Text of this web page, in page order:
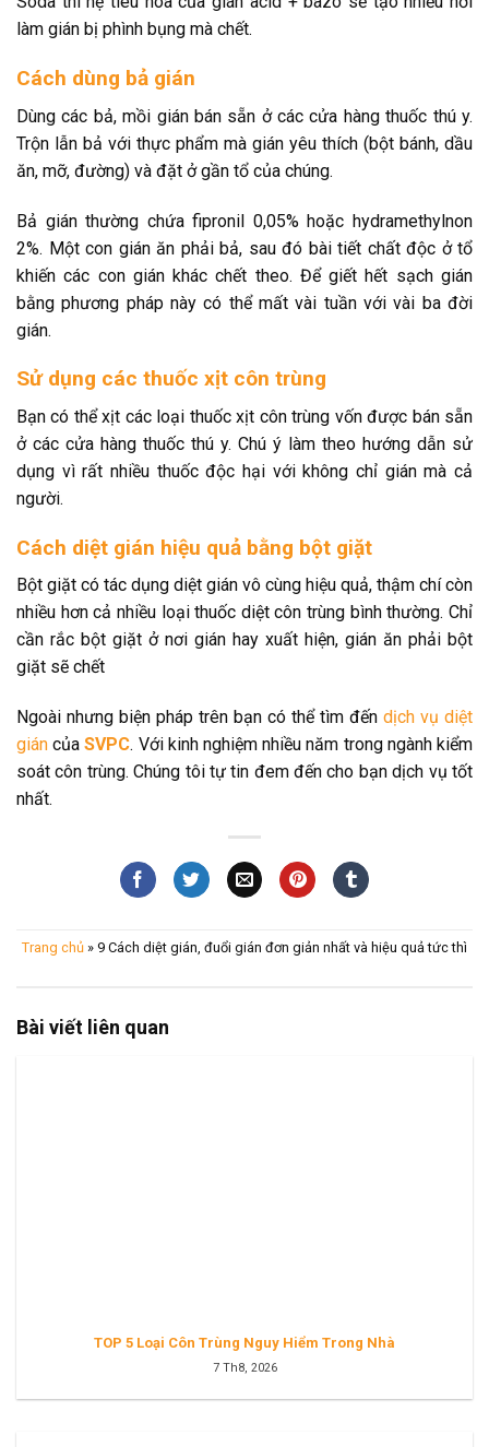
làm gián bị phình bụng mà chết.
Cách dùng bả gián
Dùng các bả, mồi gián bán sẵn ở các cửa hàng thuốc thú y.
Trộn lẫn bả với thực phẩm mà gián yêu thích (bột bánh, dầu
ăn, mỡ, đường) và đặt ở gần tổ của chúng.
Bả gián thường chứa fipronil 0,05% hoặc hydramethylnon
2%. Một con gián ăn phải bả, sau đó bài tiết chất độc ở tổ
khiến các con gián khác chết theo. Để giết hết sạch gián
bằng phương pháp này có thể mất vài tuần với vài ba đời
gián.
Sử dụng các thuốc xịt côn trùng
Bạn có thể xịt các loại thuốc xịt côn trùng vốn được bán sẵn
ở các cửa hàng thuốc thú y. Chú ý làm theo hướng dẫn sử
dụng vì rất nhiều thuốc độc hại với không chỉ gián mà cả
người.
Cách diệt gián hiệu quả bằng bột giặt
Bột giặt có tác dụng diệt gián vô cùng hiệu quả, thậm chí còn
nhiều hơn cả nhiều loại thuốc diệt côn trùng bình thường. Chỉ
cần rắc bột giặt ở nơi gián hay xuất hiện, gián ăn phải bột
giặt sẽ chết
Ngoài nhưng biện pháp trên bạn có thể tìm đến dịch vụ diệt
gián củaSVPC. Với kinh nghiệm nhiều năm trong ngành kiểm
soát côn trùng. Chúng tôi tự tin đem đến cho bạn dịch vụ tốt
nhất.
Trang chủ » 9 Cách diệt gián, đuổi gián đơn giản nhất và hiệu quả tức thì
Bài viết liên quan
TOP 5 Loại Côn Trùng Nguy Hiểm Trong Nhà
7 Th8, 2026